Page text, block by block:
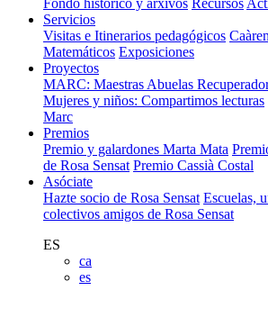
Fondo histórico y arxivos Recursos
Servicios
Visitas e Itinerarios pedagógicos
Matemáticos Exposiciones
Proyectos
MARC: Maestras Abuelas
Mujeres y niños: Compartimos lecturas
Marc
Premios
Premio y galardones Marta Mata
de Rosa Sensat Premio Cassià Costal
Asóciate
Hazte socio de Rosa Sensat Escuelas,
colectivos amigos de Rosa Sensat
ES
ca
es